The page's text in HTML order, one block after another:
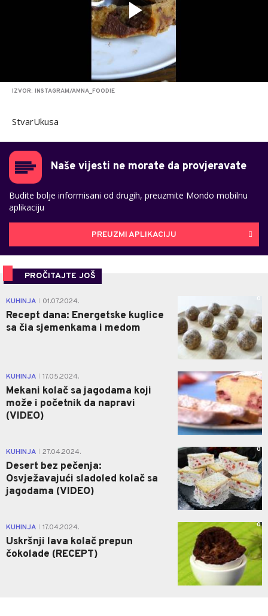
IZVOR: INSTAGRAM/AMNA_FOODIE
StvarUkusa
Naše vijesti ne morate da provjeravate
Budite bolje informisani od drugih, preuzmite Mondo mobilnu
aplikaciju
PREUZMI APLIKACIJU
PROČITAJTE JOŠ
KUHINJA 01.07.2024.
Recept dana: Energetske kuglice
sa čia sjemenkama i medom
0
KUHINJA 17.05.2024.
Mekani kolač sa jagodama koji
može i početnik da napravi
(VIDEO)
0
KUHINJA 27.04.2024.
Desert bez pečenja:
Osvježavajući sladoled kolač sa
jagodama (VIDEO)
0
KUHINJA 17.04.2024.
Uskršnji lava kolač prepun
čokolade (RECEPT)
0